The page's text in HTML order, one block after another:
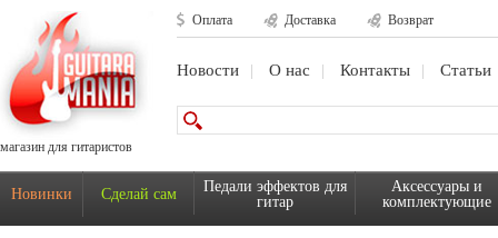
магазин для гитаристов
Оплата Доставка Возврат
Новости О нас Контакты Статьи
Новинки Сделай сам
Педали эффектов для
гитар
Аксессуары и
комплектующие